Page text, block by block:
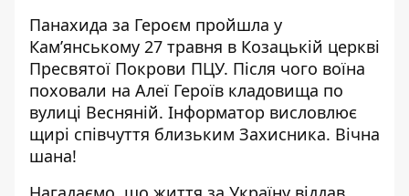
Панахида за Героєм пройшла у
Кам’янському 27 травня в Козацькій церкві
Пресвятої Покрови ПЦУ. Після чого воїна
поховали на Алеї Героїв кладовища по
вулиці Весняній. Інформатор висловлює
щирі співчуття близьким Захисника. Вічна
шана!